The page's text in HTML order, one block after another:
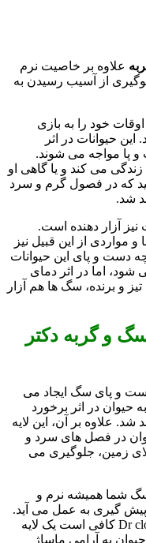
علاوه بر خاصیت نرم
از آسیب رسیدن به
خود را به بازی
حیوانات در اثر
پا مواجه می شوند.
می کند و یا گاهی او
که در فصول گرم و سرد
شد.
آزار دهنده است.
مواردی از این قبیل نیز
دست و پای این حیوانات
اما در اثر دمای
تیز و برنده، سگ ها هم آزار
و گربه دکتر
و پای سگ ایجاد می
در اثر برخورد
شد. علاوه بر آن، این لایه
در فصل های سرد و
زمین، جلوگیری می
سگ شما همیشه نرم و
گیری به عمل می آید.
برای استفاده از Dr clouders Paw Care Cream کافی است یک لایه
به آرامی ماساژ